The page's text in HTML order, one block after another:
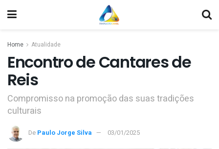
Home Atualidade
Encontro de Cantares de
Reis
Compromisso na promoção das suas tradições
culturais
De Paulo Jorge Silva 03/01/2025